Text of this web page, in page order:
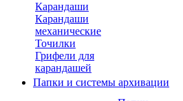
Карандаши
Карандаши
механические
Точилки
Грифели для
карандашей
Папки и системы архивации